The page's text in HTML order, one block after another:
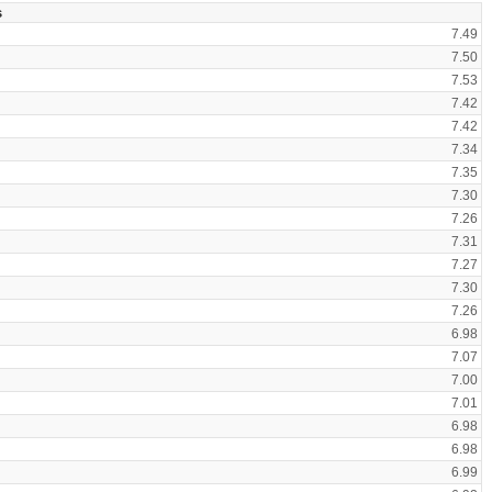
7.49
7.50
7.53
7.42
7.42
7.34
7.35
7.30
7.26
7.31
7.27
7.30
7.26
6.98
7.07
7.00
7.01
6.98
6.98
6.99